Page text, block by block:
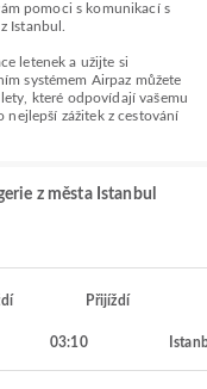
pomoci s komunikací s
Istanbul.
letenek a užijte si
systémem Airpaz můžete
které odpovídají vašemu
nejlepší zážitek z cestování
z města Istanbul
Přijíždí
03:10